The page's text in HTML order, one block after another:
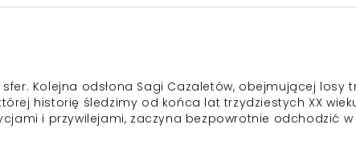
Kolejna odsłona Sagi Cazaletów, obejmującej losy
historię śledzimy od końca lat trzydziestych XX
i przywilejami, zaczyna bezpowrotnie odchodzić w